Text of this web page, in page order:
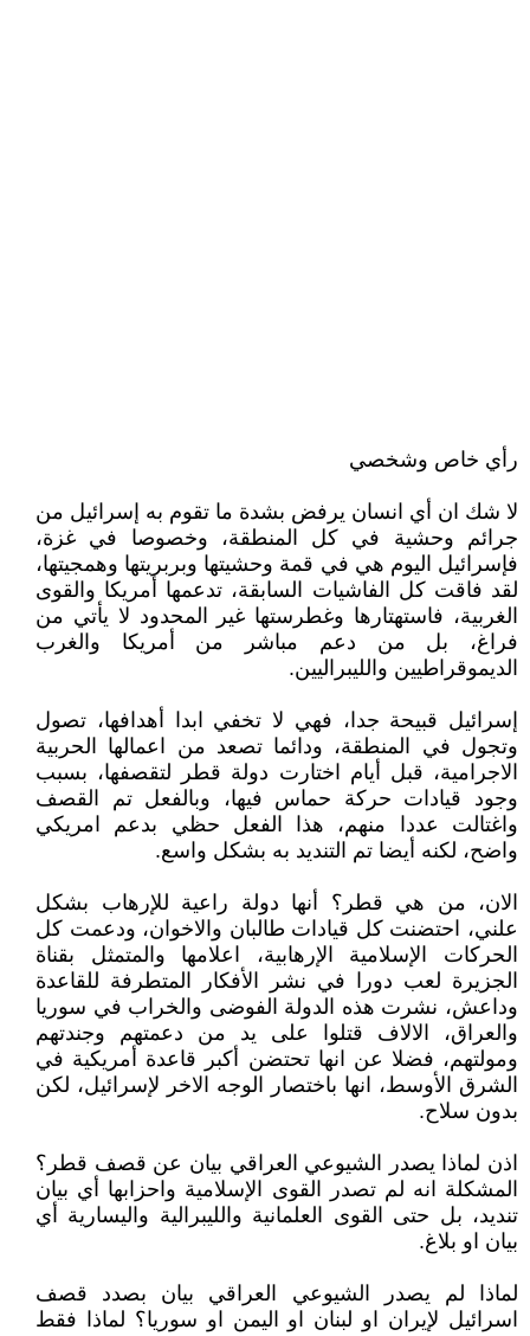
رأي خاص وشخصي
لا شك ان أي انسان يرفض بشدة ما تقوم به إسرائيل من
جرائم وحشية في كل المنطقة، وخصوصا في غزة،
فإسرائيل اليوم هي في قمة وحشيتها وبربريتها وهمجيتها،
لقد فاقت كل الفاشيات السابقة، تدعمها أمريكا والقوى
الغربية، فاستهتارها وغطرستها غير المحدود لا يأتي من
فراغ، بل من دعم مباشر من أمريكا والغرب
الديموقراطيين والليبراليين.
إسرائيل قبيحة جدا، فهي لا تخفي ابدا أهدافها، تصول
وتجول في المنطقة، ودائما تصعد من اعمالها الحربية
الاجرامية، قبل أيام اختارت دولة قطر لتقصفها، بسبب
وجود قيادات حركة حماس فيها، وبالفعل تم القصف
واغتالت عددا منهم، هذا الفعل حظي بدعم امريكي
واضح، لكنه أيضا تم التنديد به بشكل واسع.
الان، من هي قطر؟ أنها دولة راعية للإرهاب بشكل
علني، احتضنت كل قيادات طالبان والاخوان، ودعمت كل
الحركات الإسلامية الإرهابية، اعلامها والمتمثل بقناة
الجزيرة لعب دورا في نشر الأفكار المتطرفة للقاعدة
وداعش، نشرت هذه الدولة الفوضى والخراب في سوريا
والعراق، الالاف قتلوا على يد من دعمتهم وجندتهم
ومولتهم، فضلا عن انها تحتضن أكبر قاعدة أمريكية في
الشرق الأوسط، انها باختصار الوجه الاخر لإسرائيل، لكن
بدون سلاح.
اذن لماذا يصدر الشيوعي العراقي بيان عن قصف قطر؟
المشكلة انه لم تصدر القوى الإسلامية واحزابها أي بيان
تنديد، بل حتى القوى العلمانية والليبرالية واليسارية أي
بيان او بلاغ.
لماذا لم يصدر الشيوعي العراقي بيان بصدد قصف
اسرائيل لإيران او لبنان او اليمن او سوريا؟ لماذا فقط